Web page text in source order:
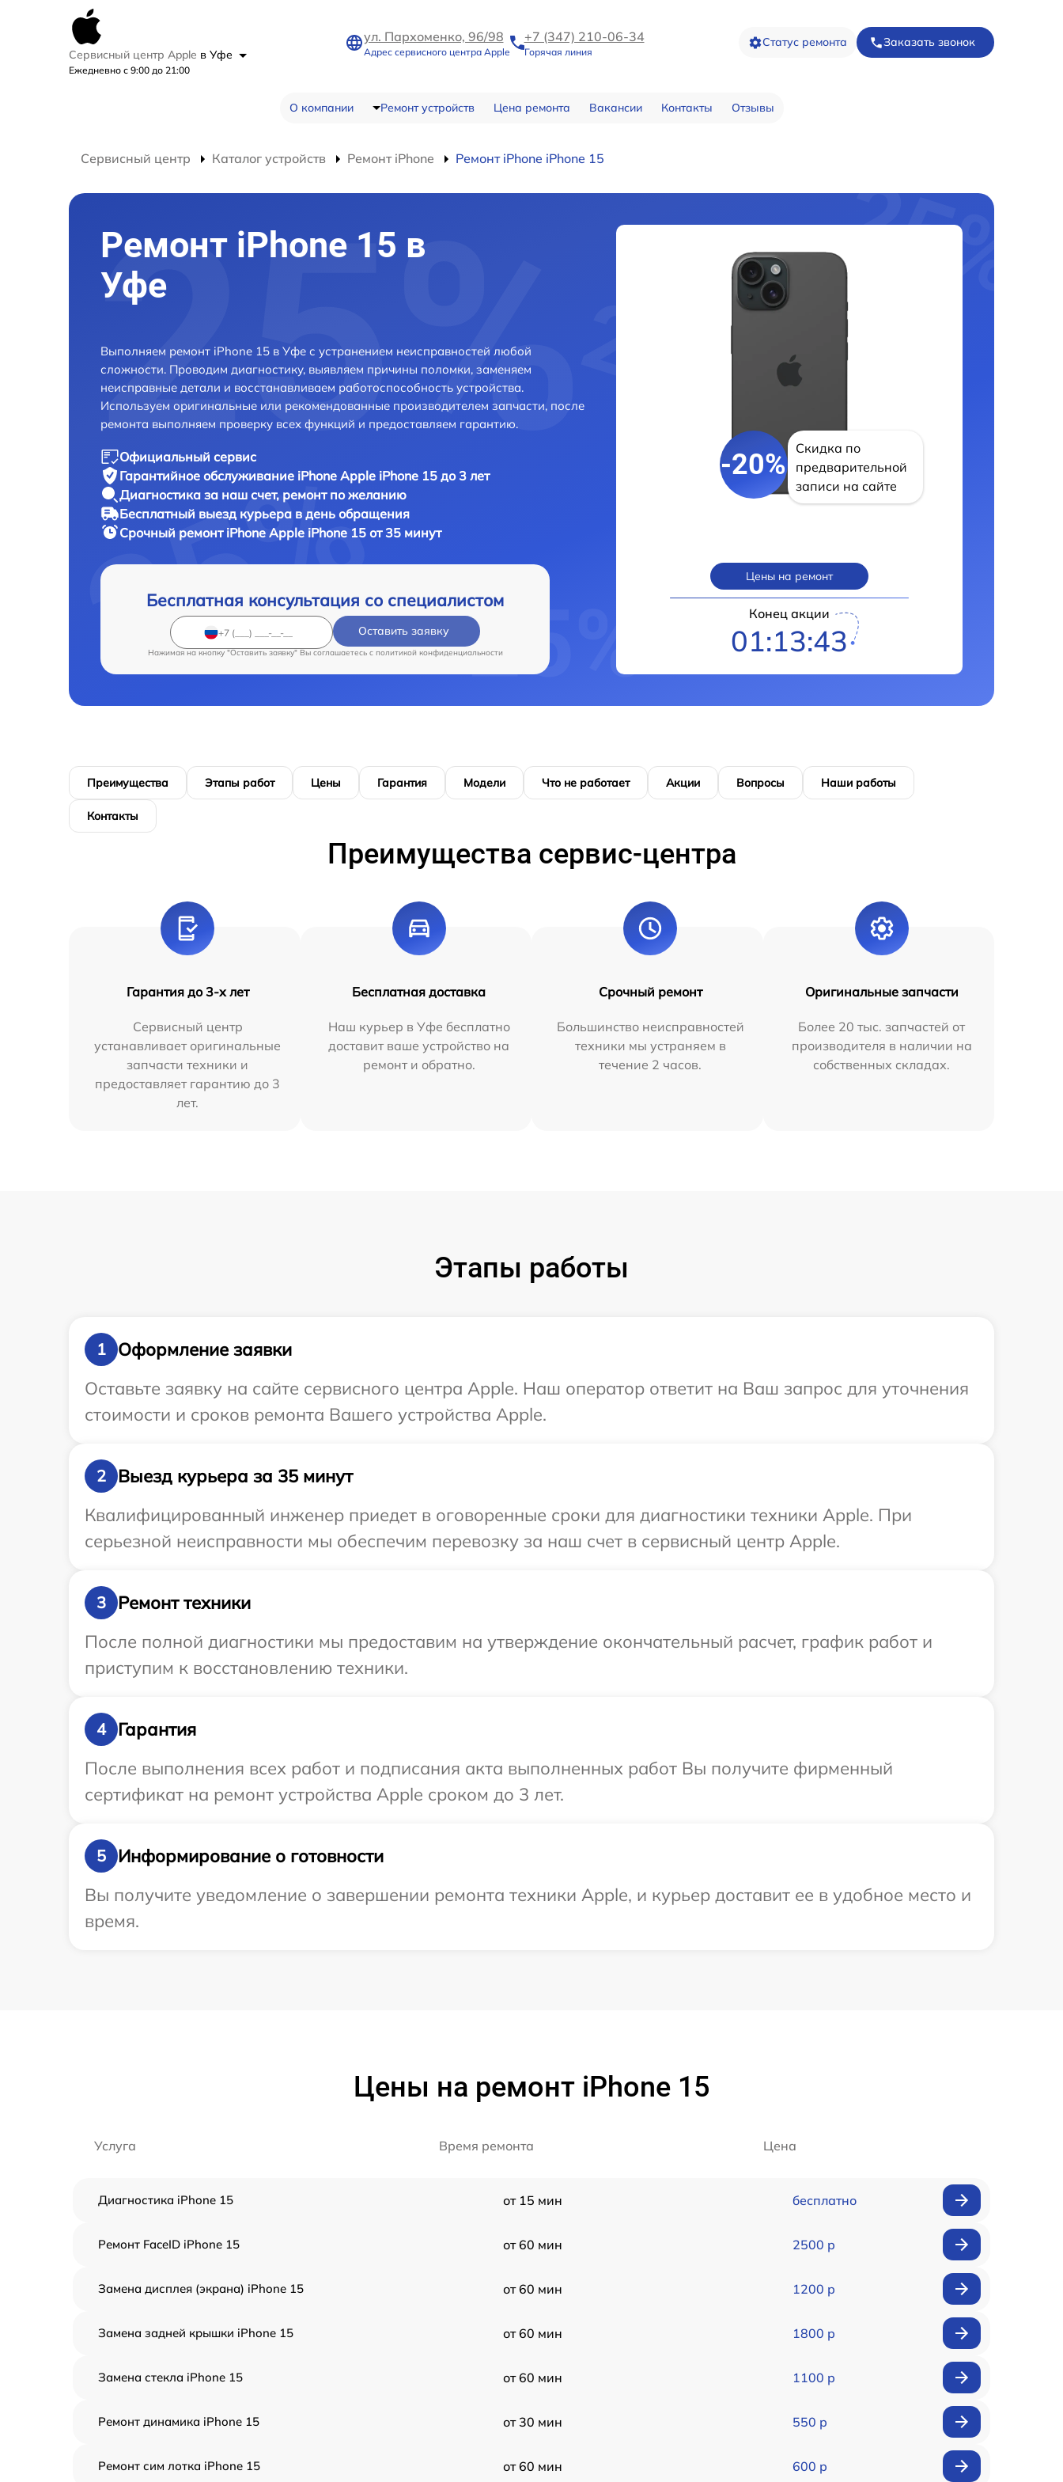
Сервисный центр Apple в Уфе
Ежедневно с 9:00 до 21:00
ул. Пархоменко, 96/98
Адрес сервисного центра Apple
+7 (347) 210-06-34
Горячая линия
Статус ремонта Заказать звонок
О компании Ремонт устройств Цена ремонта Вакансии Контакты Отзывы
Сервисный центр Каталог устройств Ремонт iPhone Ремонт iPhone iPhone 15
Ремонт iPhone 15 в
Уфе
Выполняем ремонт iPhone 15 в Уфе с устранением неисправностей любой
сложности. Проводим диагностику, выявляем причины поломки, заменяем
неисправные детали и восстанавливаем работоспособность устройства.
Используем оригинальные или рекомендованные производителем запчасти, после
ремонта выполняем проверку всех функций и предоставляем гарантию.
Официальный сервис
Гарантийное обслуживание iPhone Apple iPhone 15 до 3 лет
Диагностика за наш счет, ремонт по желанию
Бесплатный выезд курьера в день обращения
Срочный ремонт iPhone Apple iPhone 15 от 35 минут
Бесплатная консультация со специалистом
Оставить заявку
Нажимая на кнопку "Оставить заявку" Вы соглашаетесь c политикой конфиденциальности
-20%
Скидка по
предварительной
записи на сайте
Цены на ремонт
Конец акции
01:13:42
Преимущества Этапы работ Цены Гарантия Модели Что не работает Акции Вопросы Наши работы
Контакты
Преимущества сервис-центра
Гарантия до 3-х лет
Сервисный центр
устанавливает оригинальные
запчасти техники и
предоставляет гарантию до 3
лет.
Бесплатная доставка
Наш курьер в Уфе бесплатно
доставит ваше устройство на
ремонт и обратно.
Срочный ремонт
Большинство неисправностей
техники мы устраняем в
течение 2 часов.
Оригинальные запчасти
Более 20 тыс. запчастей от
производителя в наличии на
собственных складах.
Этапы работы
1
Оформление заявки
Оставьте заявку на сайте сервисного центра Apple. Наш оператор ответит на Ваш запрос для уточнения
стоимости и сроков ремонта Вашего устройства Apple.
2
Выезд курьера за 35 минут
Квалифицированный инженер приедет в оговоренные сроки для диагностики техники Apple. При
серьезной неисправности мы обеспечим перевозку за наш счет в сервисный центр Apple.
3
Ремонт техники
После полной диагностики мы предоставим на утверждение окончательный расчет, график работ и
приступим к восстановлению техники.
4
Гарантия
После выполнения всех работ и подписания акта выполненных работ Вы получите фирменный
сертификат на ремонт устройства Apple сроком до 3 лет.
5
Информирование о готовности
Вы получите уведомление о завершении ремонта техники Apple, и курьер доставит ее в удобное место и
время.
Цены на ремонт iPhone 15
Услуга Время ремонта Цена
Диагностика iPhone 15 от 15 мин бесплатно
Ремонт FaceID iPhone 15 от 60 мин 2500 р
Замена дисплея (экрана) iPhone 15 от 60 мин 1200 р
Замена задней крышки iPhone 15 от 60 мин 1800 р
Замена стекла iPhone 15 от 60 мин 1100 р
Ремонт динамика iPhone 15 от 30 мин 550 р
Ремонт сим лотка iPhone 15 от 60 мин 600 р